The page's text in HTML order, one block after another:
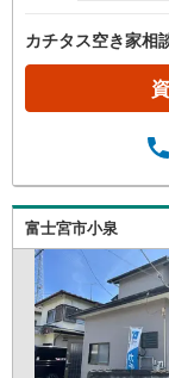
カチタス空き家相
富士宮市小泉